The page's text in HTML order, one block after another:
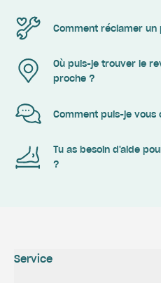
Comment réclamer un
Où puis-je trouver le
proche ?
Comment puis-je vous
Tu as besoin d'aide
?
Service